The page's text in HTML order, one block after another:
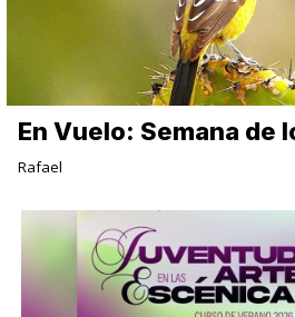
En Vuelo: Semana de
Rafael